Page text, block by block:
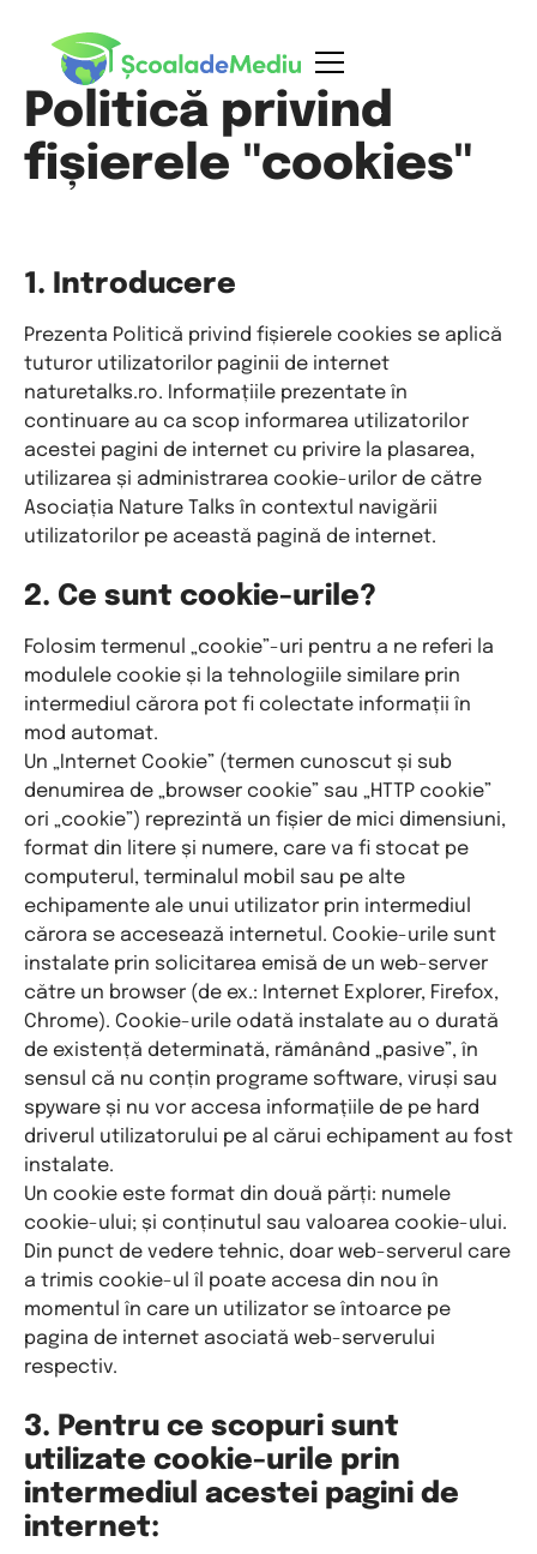
Politică privind
fișierele "cookies"
1. Introducere
Prezenta Politică privind fișierele cookies se aplică
tuturor utilizatorilor paginii de internet
naturetalks.ro. Informațiile prezentate în
continuare au ca scop informarea utilizatorilor
acestei pagini de internet cu privire la plasarea,
utilizarea și administrarea cookie-urilor de către
Asociația Nature Talks în contextul navigării
utilizatorilor pe această pagină de internet.
2. Ce sunt cookie-urile?
Folosim termenul „cookie”-uri pentru a ne referi la
modulele cookie și la tehnologiile similare prin
intermediul cărora pot fi colectate informații în
mod automat.
Un „Internet Cookie” (termen cunoscut și sub
denumirea de „browser cookie” sau „HTTP cookie”
ori „cookie”) reprezintă un fișier de mici dimensiuni,
format din litere și numere, care va fi stocat pe
computerul, terminalul mobil sau pe alte
echipamente ale unui utilizator prin intermediul
cărora se accesează internetul. Cookie-urile sunt
instalate prin solicitarea emisă de un web-server
către un browser (de ex.: Internet Explorer, Firefox,
Chrome). Cookie-urile odată instalate au o durată
de existență determinată, rămânând „pasive”, în
sensul că nu conțin programe software, viruși sau
spyware și nu vor accesa informațiile de pe hard
driverul utilizatorului pe al cărui echipament au fost
instalate.
Un cookie este format din două părți: numele
cookie-ului; și conținutul sau valoarea cookie-ului.
Din punct de vedere tehnic, doar web-serverul care
a trimis cookie-ul îl poate accesa din nou în
momentul în care un utilizator se întoarce pe
pagina de internet asociată web-serverului
respectiv.
3. Pentru ce scopuri sunt
utilizate cookie-urile prin
intermediul acestei pagini de
internet: